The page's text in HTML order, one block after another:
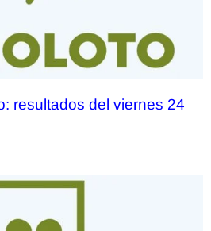
resultados del viernes 24